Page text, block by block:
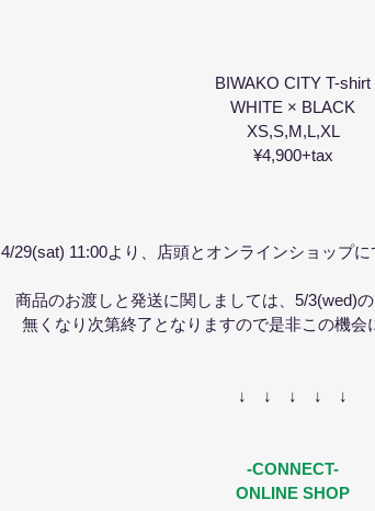
BIWAKO CITY T-shirt
WHITE × BLACK
XS,S,M,L,XL
¥4,900+tax
4/29(sat) 11:00より、店頭とオンラインショップ
商品のお渡しと発送に関しましては、5/3(wed)
無くなり次第終了となりますので是非この機会
↓　↓　↓　↓　↓
-CONNECT-
ONLINE SHOP